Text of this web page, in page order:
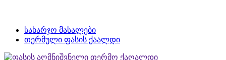
სახარჯო მასალები
თერმული ფასის ქაალდი